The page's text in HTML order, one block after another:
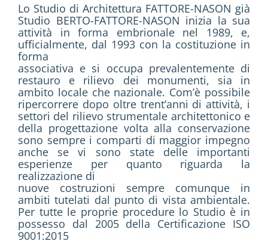
Lo Studio di Architettura FATTORE-NASON già
Studio BERTO-FATTORE-NASON inizia la sua
attività in forma embrionale nel 1989, e,
ufficialmente, dal 1993 con la costituzione in
forma
associativa e si occupa prevalentemente di
restauro e rilievo dei monumenti, sia in
ambito locale che nazionale. Com’è possibile
ripercorrere dopo oltre trent’anni di attività, i
settori del rilievo strumentale architettonico e
della progettazione volta alla conservazione
sono sempre i comparti di maggior impegno
anche se vi sono state delle importanti
esperienze per quanto riguarda la
realizzazione di
nuove costruzioni sempre comunque in
ambiti tutelati dal punto di vista ambientale.
Per tutte le proprie procedure lo Studio è in
possesso dal 2005 della Certificazione ISO
9001:2015